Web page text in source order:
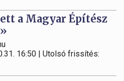
a Magyar Építész
16:50 | Utolsó frissítés: